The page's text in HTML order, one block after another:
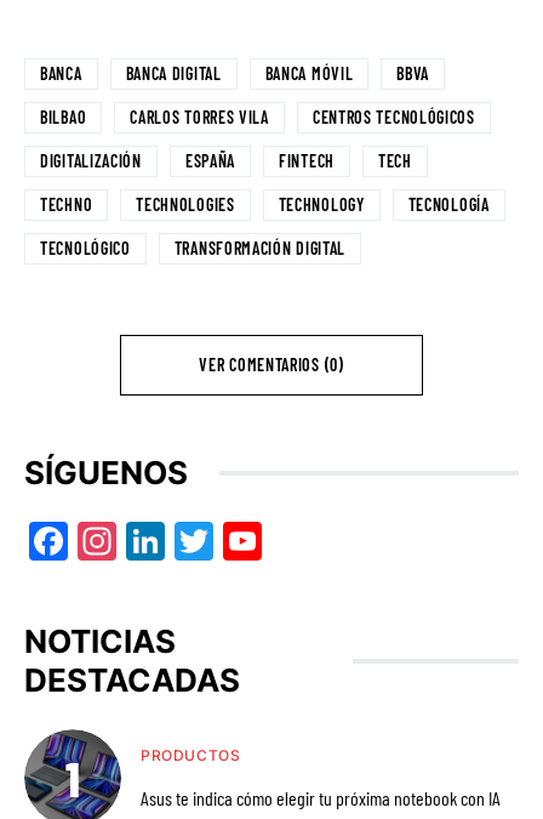
BANCA BANCA DIGITAL BANCA MÓVIL BBVA
BILBAO CARLOS TORRES VILA CENTROS TECNOLÓGICOS
DIGITALIZACIÓN ESPAÑA FINTECH TECH
TECHNO TECHNOLOGIES TECHNOLOGY TECNOLOGÍA
TECNOLÓGICO TRANSFORMACIÓN DIGITAL
VER COMENTARIOS (0)
SÍGUENOS
Facebook
Instagram
LinkedIn
Twitter
NOTICIAS
DESTACADAS
PRODUCTOS
Asus te indica cómo elegir tu próxima notebook con IA